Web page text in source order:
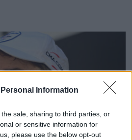
Information
sale, sharing to third parties, or
or sensitive information for
please use the below opt-out